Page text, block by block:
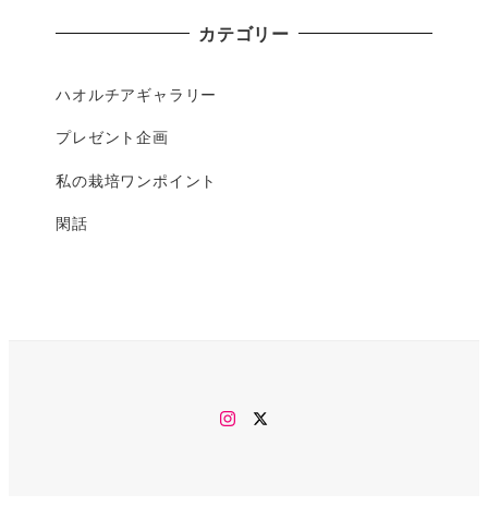
カテゴリー
ハオルチアギャラリー
プレゼント企画
私の栽培ワンポイント
閑話
Instagram